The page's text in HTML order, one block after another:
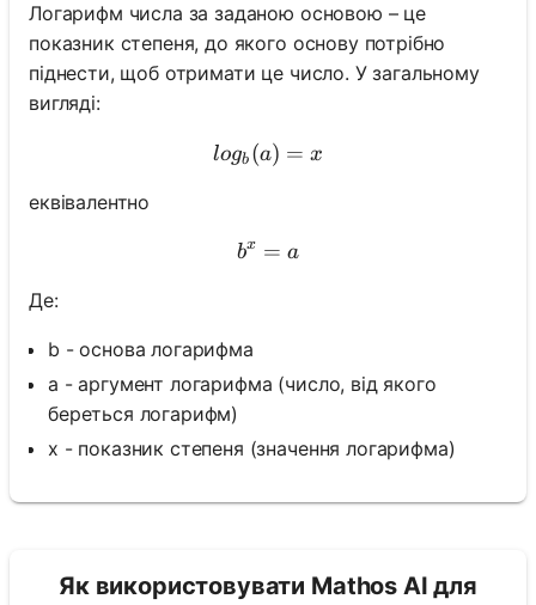
Логарифм числа за заданою основою – це
показник степеня, до якого основу потрібно
піднести, щоб отримати це число. У загальному
вигляді:
log_b(a) = x
logb (a) = x
еквівалентно
b^x = a
bx = a
Де:
b - основа логарифма
a - аргумент логарифма (число, від якого
береться логарифм)
x - показник степеня (значення логарифма)
Як використовувати Mathos AI для